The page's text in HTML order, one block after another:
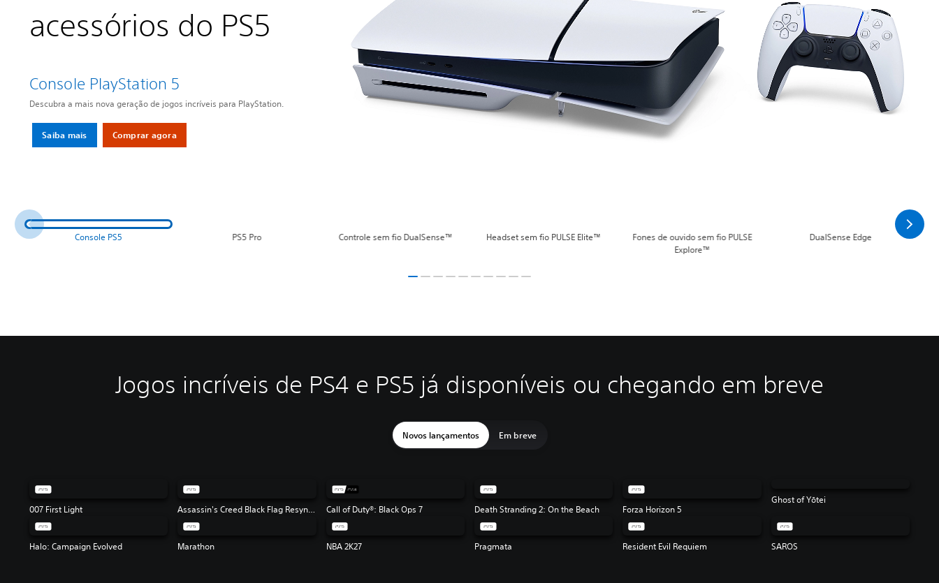
acessórios do PS5
Console PlayStation 5
Descubra a mais nova geração de jogos incríveis para PlayStation.
Saiba mais Comprar agora
Console PS5 PS5 Pro Controle sem fio DualSense™ Headset sem fio PULSE Elite™
Fones de ouvido sem fio PULSE
Explore™
DualSense Edge
Jogos incríveis de PS4 e PS5 já disponíveis ou chegando em breve
Novos lançamentos Em breve
007 First Light Assassin's Creed Black Flag Resynced Call of Duty®: Black Ops 7 Death Stranding 2: On the Beach Forza Horizon 5
Ghost of Yōtei
Halo: Campaign Evolved Marathon NBA 2K27 Pragmata Resident Evil Requiem SAROS